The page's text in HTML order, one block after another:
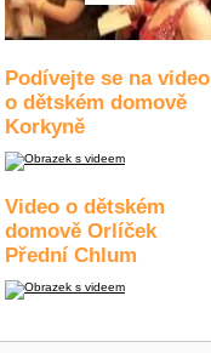
Podívejte se na video
o dětském domově
Korkyně
Video o dětském
domově Orlíček
Přední Chlum